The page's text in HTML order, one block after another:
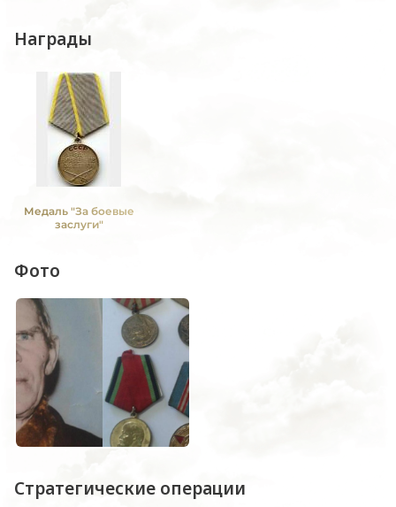
Награды
Медаль "За боевые
заслуги"
Фото
Стратегические операции